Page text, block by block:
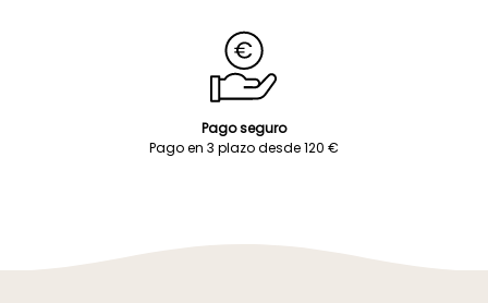
Pago seguro
Pago en 3 plazo desde 120 €